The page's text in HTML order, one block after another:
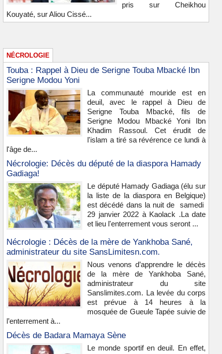
pris sur Cheikhou
Kouyaté, sur Aliou Cissé...
NÉCROLOGIE
Touba : Rappel à Dieu de Serigne Touba Mbacké Ibn
Serigne Modou Yoni
La communauté mouride est en
deuil, avec le rappel à Dieu de
Serigne Touba Mbacké, fils de
Serigne Modou Mbacké Yoni Ibn
Khadim Rassoul. Cet érudit de
l'islam a tiré sa révérence ce lundi à
l'âge de...
Nécrologie: Décès du député de la diaspora Hamady
Gadiaga!
Le député Hamady Gadiaga (élu sur
la liste de la diaspora en Belgique)
est décédé dans la nuit de samedi
29 janvier 2022 à Kaolack .La date
et lieu l'enterrement vous seront ...
Nécrologie : Décès de la mère de Yankhoba Sané,
administrateur du site SansLimitesn.com.
Nous venons d’apprendre le décès
de la mère de Yankhoba Sané,
administrateur du site
Sanslimites.com. La levée du corps
est prévue à 14 heures à la
mosquée de Gueule Tapée suivie de
l’enterrement à...
Décès de Badara Mamaya Sène
Le monde sportif en deuil. En effet,